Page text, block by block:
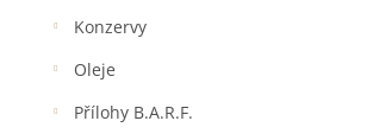
Konzervy
Oleje
Přílohy B.A.R.F.